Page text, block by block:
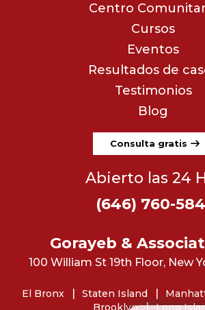
Centro
Cursos
Eventos
Resultados de
Testimonios
Blog
Consulta gratis
Abierto las 24
(646) 760-
Gorayeb &
100 William St 19th Floor, New
El Bronx Staten Island
Brooklyn
Long